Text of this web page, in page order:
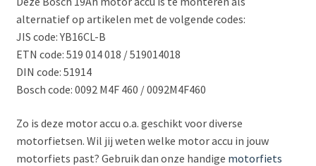
alternatief op artikelen met de volgende codes:
JIS code: YB16CL-B
ETN code: 519 014 018 / 519014018
DIN code: 51914
Bosch code: 0092 M4F 460 / 0092M4F460
Zo is deze motor accu o.a. geschikt voor diverse
motorfietsen. Wil jij weten welke motor accu in jouw
motorfiets past? Gebruik dan onze handige motorfiets